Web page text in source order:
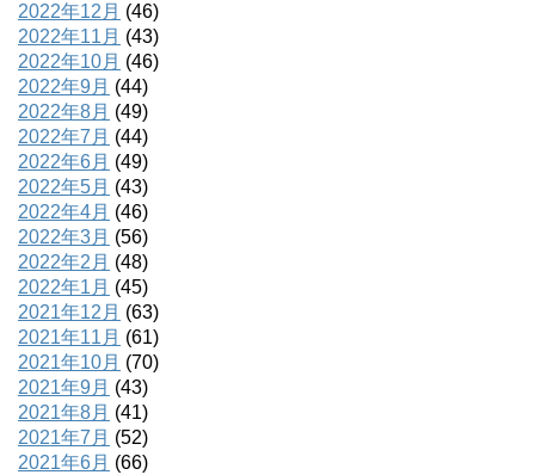
2022年12月 (46)
2022年11月 (43)
2022年10月 (46)
2022年9月 (44)
2022年8月 (49)
2022年7月 (44)
2022年6月 (49)
2022年5月 (43)
2022年4月 (46)
2022年3月 (56)
2022年2月 (48)
2022年1月 (45)
2021年12月 (63)
2021年11月 (61)
2021年10月 (70)
2021年9月 (43)
2021年8月 (41)
2021年7月 (52)
2021年6月 (66)